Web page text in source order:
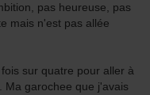
pas heureuse, pas
mais n'est pas allée
sur quatre pour aller à
Ma garochee que j'avais